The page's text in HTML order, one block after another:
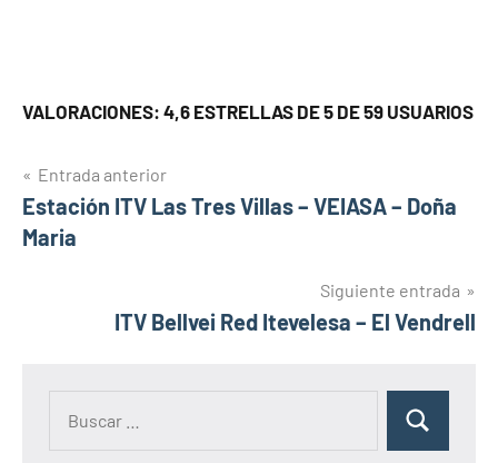
VALORACIONES: 4,6 ESTRELLAS DE 5 DE 59 USUARIOS
Navegación
de
Entrada anterior
Estación ITV Las Tres Villas – VEIASA – Doña
Maria
Siguiente entrada
ITV Bellvei Red Itevelesa – El Vendrell
Buscar